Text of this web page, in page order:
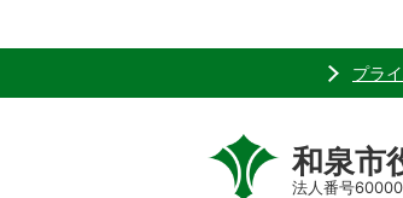
プラ
和泉市
法人番号